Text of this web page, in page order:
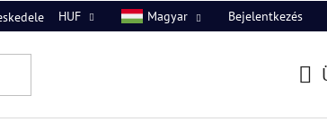
Rólunk Kapcsolat
HUF Magyar Bejelentkezés